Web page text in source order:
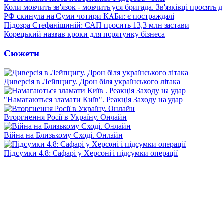
Коли мовчить зв'язок - мовчить уся бригада. Зв'язківці просять
РФ скинула на Суми чотири КАБи: є постраждалі
Підозра Стефанішиній: САП просить 13,3 млн застави
Корецький назвав кроки для порятунку бізнеса
Сюжети
Диверсія в Лейпцигу. Дрон біля українського літака
"Намагаються зламати Київ". Реакція Заходу на удар
Вторгнення Росії в Україну. Онлайн
Війна на Близькому Сході. Онлайн
Підсумки 4.8: Сафарі у Херсоні і підсумки операції